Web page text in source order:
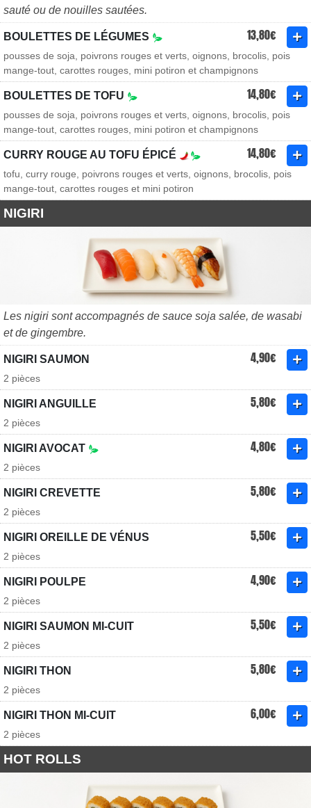
sauté ou de nouilles sautées.
BOULETTES DE LÉGUMES 13,80€
pousses de soja, poivrons rouges et verts, oignons, brocolis, pois
mange-tout, carottes rouges, mini potiron et champignons
BOULETTES DE TOFU 14,80€
pousses de soja, poivrons rouges et verts, oignons, brocolis, pois
mange-tout, carottes rouges, mini potiron et champignons
CURRY ROUGE AU TOFU ÉPICÉ 14,80€
tofu, curry rouge, poivrons rouges et verts, oignons, brocolis, pois
mange-tout, carottes rouges et mini potiron
NIGIRI
Les nigiri sont accompagnés de sauce soja salée, de wasabi
et de gingembre.
NIGIRI SAUMON 4,90€
2 pièces
NIGIRI ANGUILLE 5,80€
2 pièces
NIGIRI AVOCAT 4,80€
2 pièces
NIGIRI CREVETTE 5,80€
2 pièces
NIGIRI OREILLE DE VÉNUS 5,50€
2 pièces
NIGIRI POULPE 4,90€
2 pièces
NIGIRI SAUMON MI-CUIT 5,50€
2 pièces
NIGIRI THON 5,80€
2 pièces
NIGIRI THON MI-CUIT 6,00€
2 pièces
HOT ROLLS